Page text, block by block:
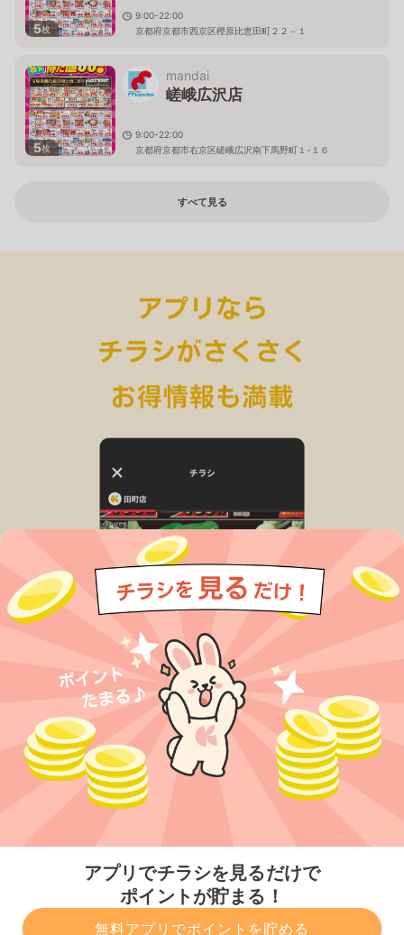
アプリでチラシを見るだけで
ポイントが貯まる！
無料アプリでポイントを貯める
5枚
9:00-22:00
京都府京都市西京区樫原比恵田町２２－１
5枚
mandai
嵯峨広沢店
9:00-22:00
京都府京都市右京区嵯峨広沢南下馬野町１-１６
すべて見る